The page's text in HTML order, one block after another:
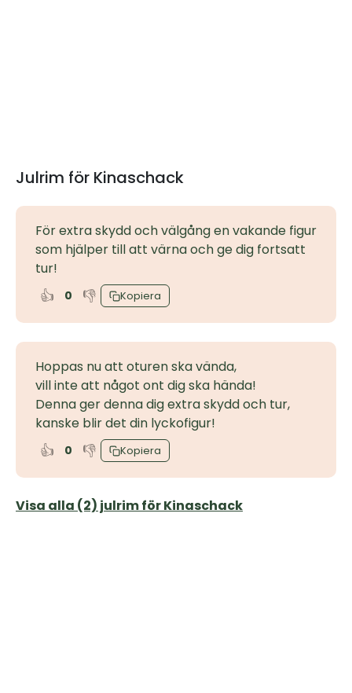
Julrim för Kinaschack
För extra skydd och välgång en vakande figur
som hjälper till att värna och ge dig fortsatt
tur!
👍 0 👎 Kopiera
Hoppas nu att oturen ska vända,
vill inte att något ont dig ska hända!
Denna ger denna dig extra skydd och tur,
kanske blir det din lyckofigur!
👍 0 👎 Kopiera
Visa alla (2) julrim för Kinaschack